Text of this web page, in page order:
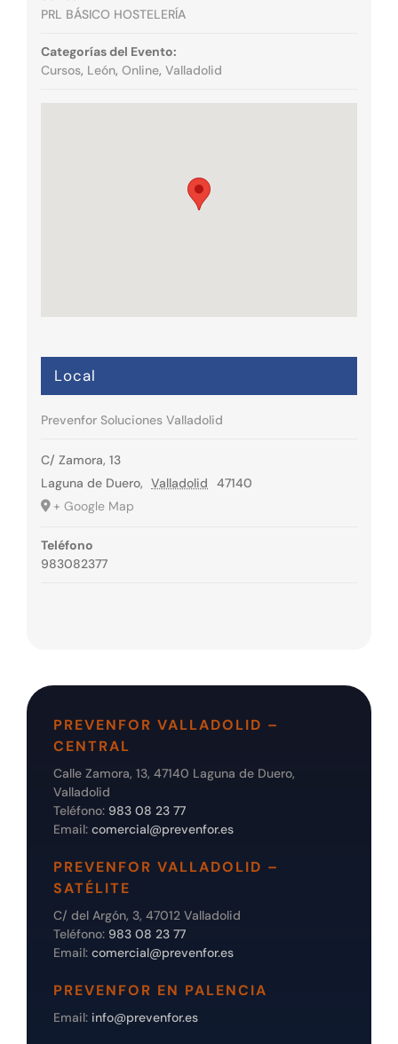
PRL BÁSICO HOSTELERÍA
Categorías del Evento:
Cursos, León, Online, Valladolid
Local
Prevenfor Soluciones Valladolid
C/ Zamora, 13
Laguna de Duero, Valladolid
47140
+ Google Map
Teléfono
983082377
PREVENFOR VALLADOLID –
CENTRAL
Calle Zamora, 13, 47140 Laguna de Duero,
Valladolid
Teléfono: 983 08 23 77
Email: comercial@prevenfor.es
PREVENFOR VALLADOLID –
SATÉLITE
C/ del Argón, 3, 47012 Valladolid
Teléfono: 983 08 23 77
Email: comercial@prevenfor.es
PREVENFOR EN PALENCIA
Email: info@prevenfor.es